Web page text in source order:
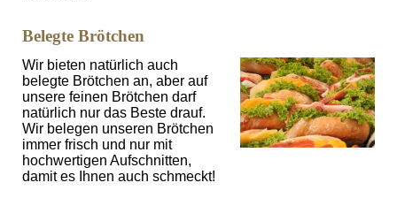
Belegte Brötchen
Wir bieten natürlich auch
belegte Brötchen an, aber auf
unsere feinen Brötchen darf
natürlich nur das Beste drauf.
Wir belegen unseren Brötchen
immer frisch und nur mit
hochwertigen Aufschnitten,
damit es Ihnen auch schmeckt!